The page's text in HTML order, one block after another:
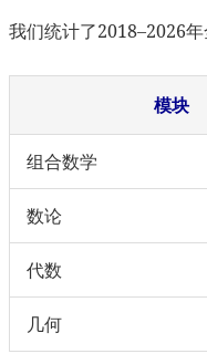
我们统计了2018–2026
模块
组合数学
数论
代数
几何